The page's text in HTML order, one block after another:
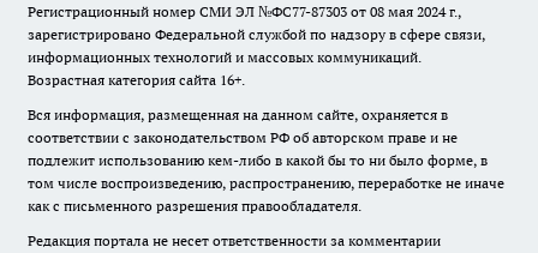
Регистрационный номер СМИ ЭЛ №ФС77-87303 от 08 мая 2024 г.,
зарегистрировано Федеральной службой по надзору в сфере связи,
информационных технологий и массовых коммуникаций.
Возрастная категория сайта 16+.
Вся информация, размещенная на данном сайте, охраняется в
соответствии с законодательством РФ об авторском праве и не
подлежит использованию кем-либо в какой бы то ни было форме, в
том числе воспроизведению, распространению, переработке не иначе
как с письменного разрешения правообладателя.
Редакция портала не несет ответственности за комментарии